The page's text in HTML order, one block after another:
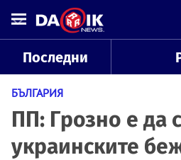
Последни
БЪЛГАРИЯ
ПП: Грозно е да
украинските